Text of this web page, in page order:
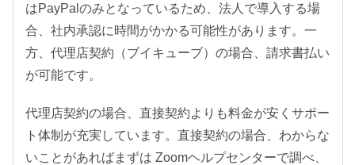
はPayPalのみとなっているため、法人で導入する場
合、社内承認に時間がかかる可能性があります。一
方、代理店契約（ブイキューブ）の場合、請求書払い
が可能です。
代理店契約の場合、直接契約よりも料金が安くサポー
ト体制が充実しています。直接契約の場合、わからな
いことがあればまずは Zoomヘルプセンターで調べ、